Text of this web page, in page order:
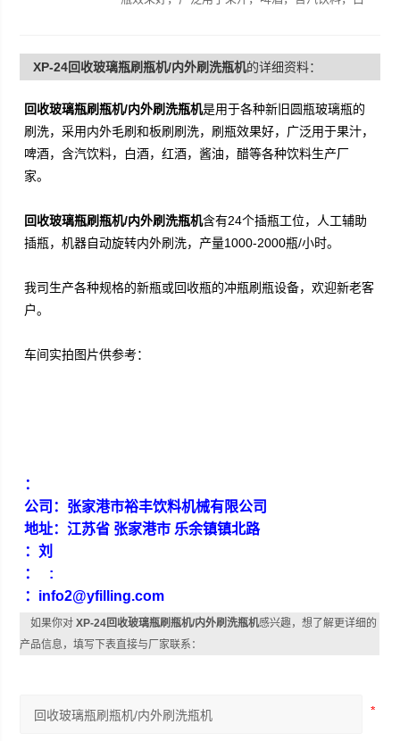
XP-24回收玻璃瓶刷瓶机/内外刷洗瓶机的详细资料：
回收玻璃瓶刷瓶机/内外刷洗瓶机是用于各种新旧圆瓶玻璃瓶的
刷洗，采用内外毛刷和板刷刷洗，刷瓶效果好，广泛用于果汁，
啤酒，含汽饮料，白酒，红酒，酱油，醋等各种饮料生产厂
家。
回收玻璃瓶刷瓶机/内外刷洗瓶机含有24个插瓶工位，人工辅助
插瓶，机器自动旋转内外刷洗，产量1000-2000瓶/小时。
我司生产各种规格的新瓶或回收瓶的冲瓶刷瓶设备，欢迎新老客
户。
车间实拍图片供参考：
：
公司：张家港市裕丰饮料机械有限公司
地址：江苏省 张家港市 乐余镇镇北路
：刘
： :
：info2@yfilling.com
如果你对XP-24回收玻璃瓶刷瓶机/内外刷洗瓶机感兴趣，想了解更详细的
产品信息，填写下表直接与厂家联系：